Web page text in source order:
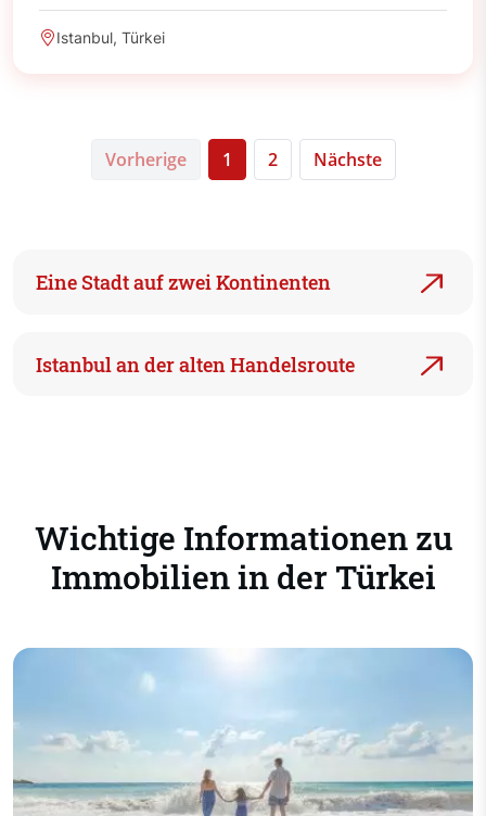
Istanbul, Türkei
Vorherige 1 2 Nächste
Eine Stadt auf zwei Kontinenten
Istanbul an der alten Handelsroute
Wichtige Informationen zu
Immobilien in der Türkei